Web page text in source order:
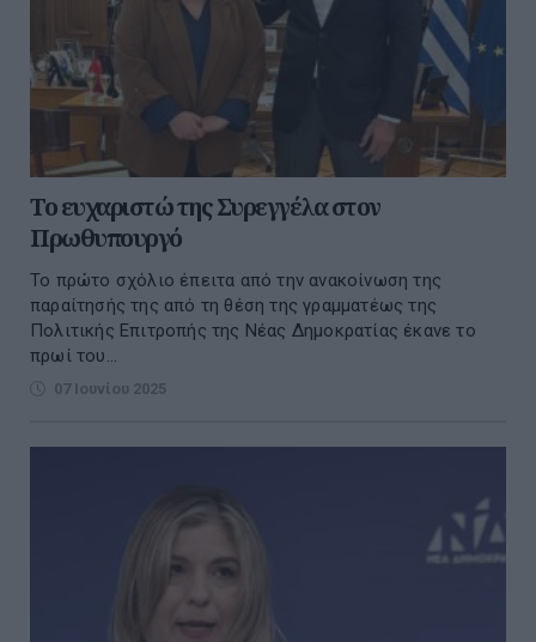
Το ευχαριστώ της Συρεγγέλα στον
Πρωθυπουργό
Το πρώτο σχόλιο έπειτα από την ανακοίνωση της
παραίτησής της από τη θέση της γραμματέως της
Πολιτικής Επιτροπής της Νέας Δημοκρατίας έκανε το
πρωί του...
07 Ιουνίου 2025